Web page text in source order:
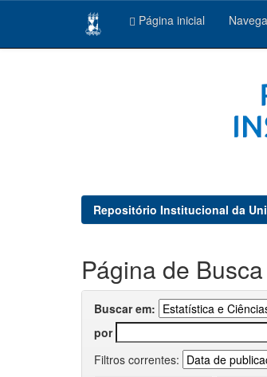
Página inicial
Repositório Institucional da
Página de Busca
Buscar em:
por
Filtros correntes: